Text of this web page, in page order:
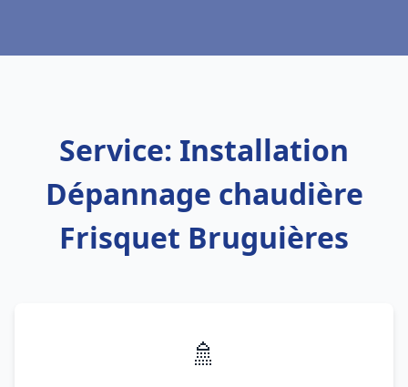
Service: Installation
Dépannage chaudière
Frisquet Bruguières
🚿